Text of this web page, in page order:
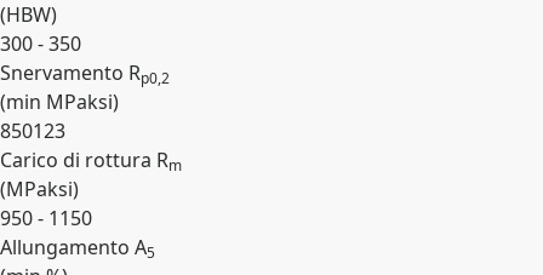
(HBW)
300 - 350
Snervamento Rp0,2
(min MPaksi)
850123
Carico di rottura Rm
(MPaksi)
950 - 1150
Allungamento A5